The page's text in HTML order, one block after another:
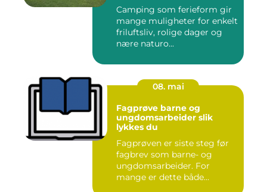
Camping som ferieform gir
mange muligheter for enkelt
friluftsliv, rolige dager og
nære naturo...
08. mai
Fagprøve barne og
ungdomsarbeider slik
lykkes du
Fagprøven er siste steg før
fagbrev som barne- og
ungdomsarbeider. For
mange er dette både